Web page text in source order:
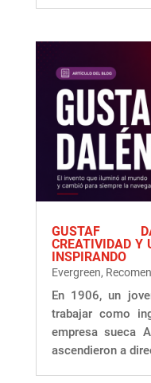
GUSTAF
CREATIVIDAD Y
INSPIRANDO
Evergreen,
En 1906, un
trabajar como
empresa sueca
ascendieron a